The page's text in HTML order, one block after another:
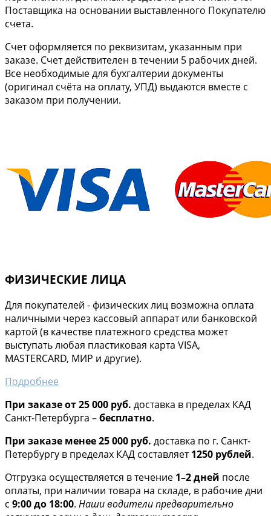
Поставщика на основании выставленного Покупателю
счета.
Cчет оформляется по реквизитам, указанным при
заказе. Счет действителен в течении 5 рабочих дней.
Все необходимые для бухгалтерии документы
(оригинал счёта на оплату, УПД) выдаются вместе с
заказом при получении.
ФИЗИЧЕСКИЕ ЛИЦА
Для покупателей - физических лиц возможна оплата
наличными через кассовый аппарат или банковской
картой (в качестве платежного средства может
выступать любая пластиковая карта VISA,
MASTERCARD, МИР и другие).
Подробнее
При заказе от 25 000 руб. доставка в пределах КАД
Санкт-Петербурга –бесплатно.
При заказе менее 25 000 руб. доставка по г. Санкт-
Петербургу в пределах КАД составляет1250 рублей.
Отгрузка осуществляется в течение 1–2 дней после
оплаты, при наличии товара на складе, в рабочие дни
с 9:00 до 18:00. Наши водители предварительно